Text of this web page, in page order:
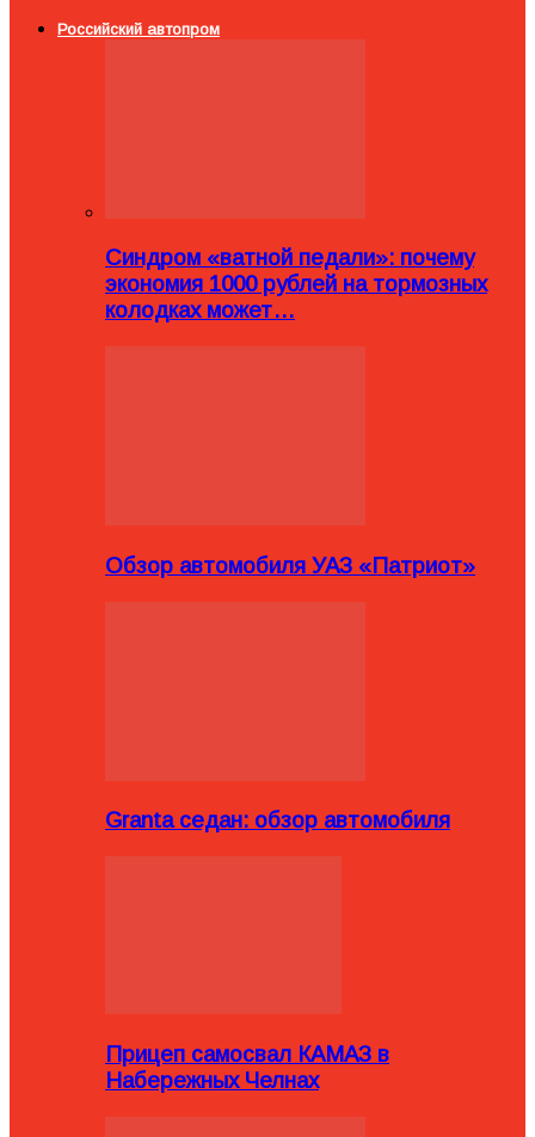
Российский автопром
Синдром «ватной педали»: почему
экономия 1000 рублей на тормозных
колодках может…
Обзор автомобиля УАЗ «Патриот»
Granta седан: обзор автомобиля
Прицеп самосвал КАМАЗ в
Набережных Челнах